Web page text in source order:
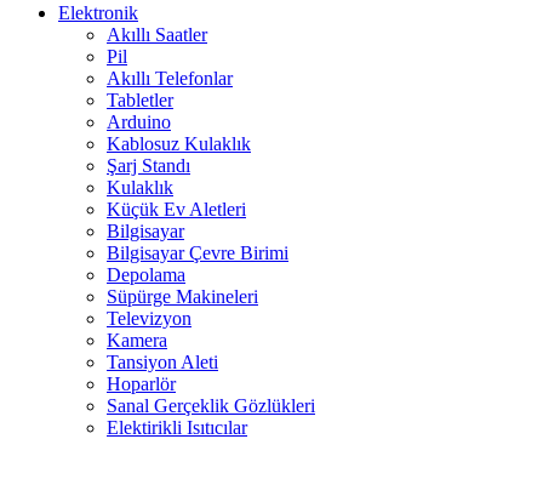
Elektronik
Akıllı Saatler
Pil
Akıllı Telefonlar
Tabletler
Arduino
Kablosuz Kulaklık
Şarj Standı
Kulaklık
Küçük Ev Aletleri
Bilgisayar
Bilgisayar Çevre Birimi
Depolama
Süpürge Makineleri
Televizyon
Kamera
Tansiyon Aleti
Hoparlör
Sanal Gerçeklik Gözlükleri
Elektirikli Isıtıcılar